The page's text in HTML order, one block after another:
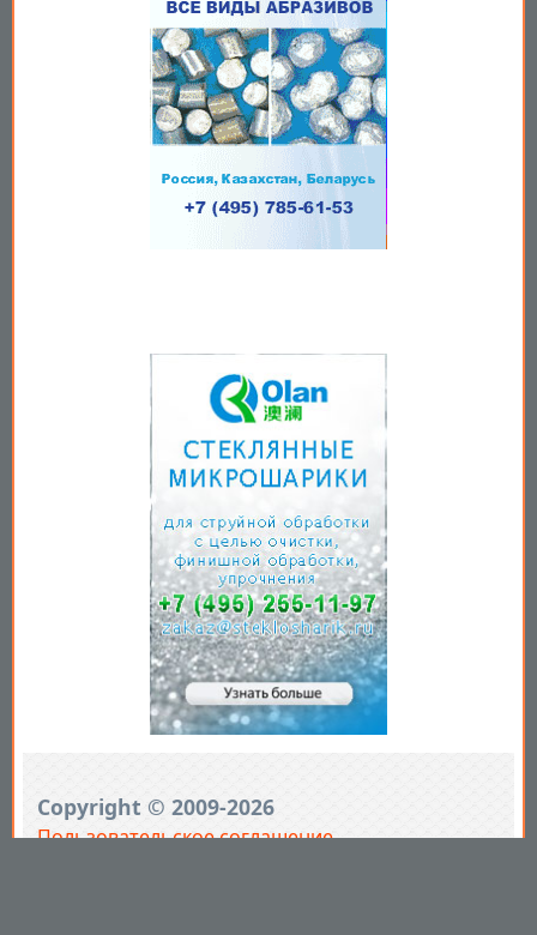
Copyright © 2009-2026
Пользовательское соглашение.